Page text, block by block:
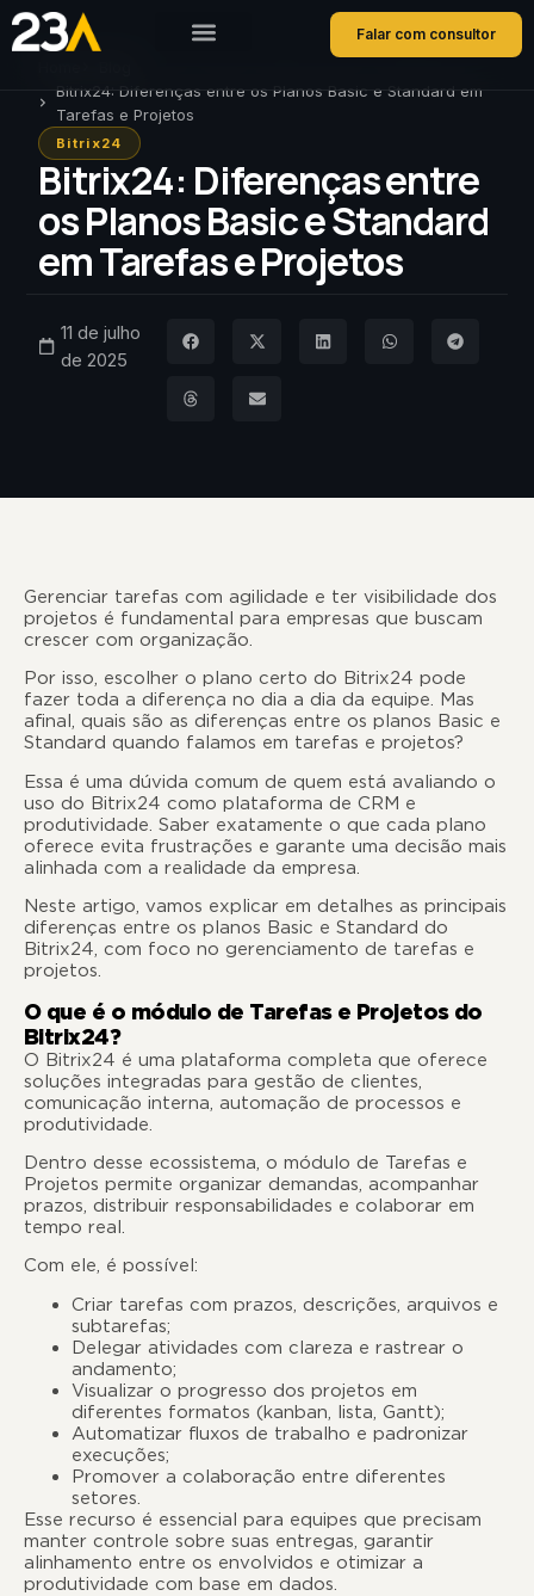
Falar com consultor
Bitrix24: Diferenças entre os Planos Basic e Standard em
Tarefas e Projetos
Bitrix24
Bitrix24: Diferenças entre
os Planos Basic e Standard
em Tarefas e Projetos
11 de julho
de 2025
Gerenciar tarefas com agilidade e ter visibilidade dos
projetos é fundamental para empresas que buscam
crescer com organização.
Por isso, escolher o plano certo do Bitrix24 pode
fazer toda a diferença no dia a dia da equipe. Mas
afinal, quais são as diferenças entre os planos Basic e
Standard quando falamos em tarefas e projetos?
Essa é uma dúvida comum de quem está avaliando o
uso do Bitrix24 como plataforma de CRM e
produtividade. Saber exatamente o que cada plano
oferece evita frustrações e garante uma decisão mais
alinhada com a realidade da empresa.
Neste artigo, vamos explicar em detalhes as principais
diferenças entre os planos Basic e Standard do
Bitrix24, com foco no gerenciamento de tarefas e
projetos.
O que é o módulo de Tarefas e Projetos do
Bitrix24?
O Bitrix24 é uma plataforma completa que oferece
soluções integradas para gestão de clientes,
comunicação interna, automação de processos e
produtividade.
Dentro desse ecossistema, o módulo de Tarefas e
Projetos permite organizar demandas, acompanhar
prazos, distribuir responsabilidades e colaborar em
tempo real.
Com ele, é possível:
Criar tarefas com prazos, descrições, arquivos e
subtarefas;
Delegar atividades com clareza e rastrear o
andamento;
Visualizar o progresso dos projetos em
diferentes formatos (kanban, lista, Gantt);
Automatizar fluxos de trabalho e padronizar
execuções;
Promover a colaboração entre diferentes
setores.
Esse recurso é essencial para equipes que precisam
manter controle sobre suas entregas, garantir
alinhamento entre os envolvidos e otimizar a
produtividade com base em dados.